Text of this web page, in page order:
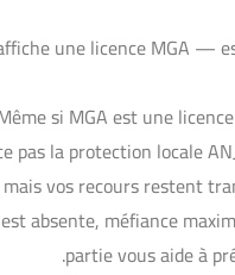
affiche une licence MGA —
si MGA est une
pas la protection locale
vos recours restent
absente, méfiance
partie vous aide à